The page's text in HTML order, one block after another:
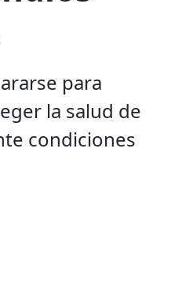
para
la salud de
condiciones